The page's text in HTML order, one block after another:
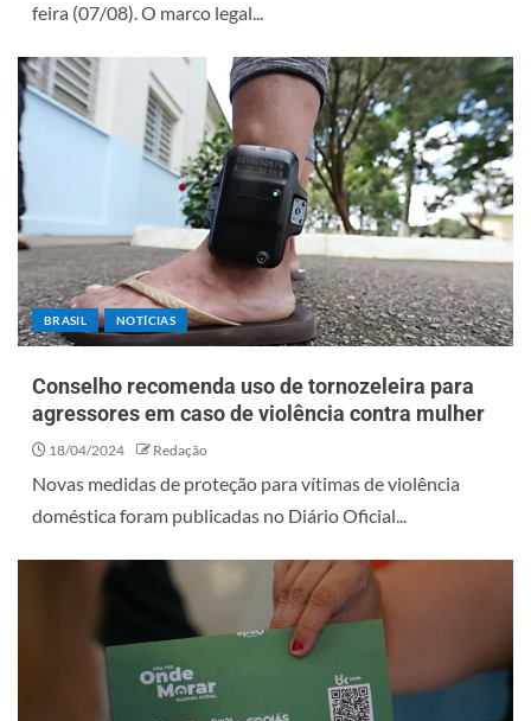
feira (07/08). O marco legal...
BRASIL NOTÍCIAS
Conselho recomenda uso de tornozeleira para
agressores em caso de violência contra mulher
18/04/2024 Redação
Novas medidas de proteção para vítimas de violência
doméstica foram publicadas no Diário Oficial...